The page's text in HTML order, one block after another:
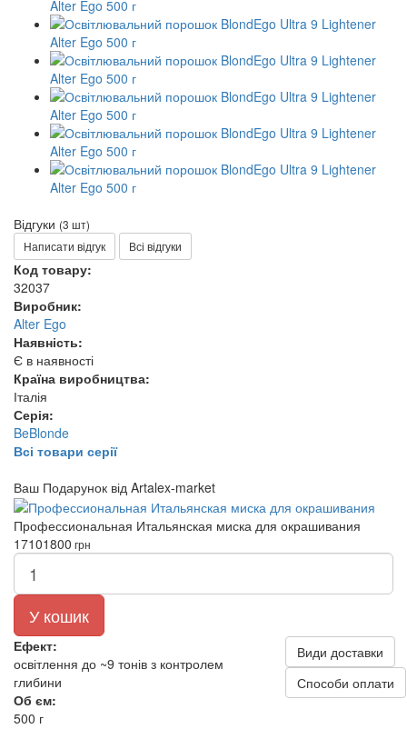
Відгуки (3 шт)
Написати відгук
Всі відгуки
Код товару:
32037
Виробник:
Alter Ego
Наявність:
Є в наявності
Країна виробництва:
Італія
Серія:
BeBlonde
Всі товари серії
Ваш Подарунок від Artalex-market
Профессиональная Итальянская миска для окрашивания
17101800 грн
У кошик
Ефект:
освітлення до ~9 тонів з контролем
глибини
Об єм:
500 г
Види доставки
Способи оплати